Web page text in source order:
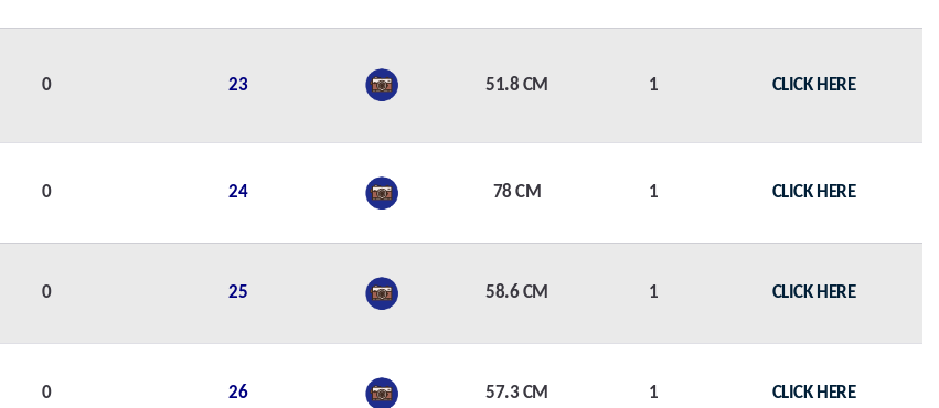
0 23 51.8 CM 1 CLICK HERE
0 24 78 CM 1 CLICK HERE
0 25 58.6 CM 1 CLICK HERE
0 26 57.3 CM 1 CLICK HERE